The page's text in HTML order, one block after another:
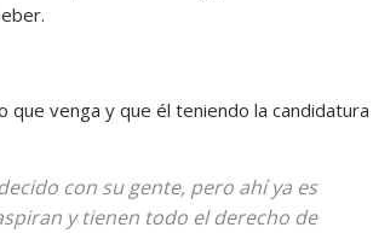
que venga y que él teniendo la candidatura
con su gente, pero ahí ya es
y tienen todo el derecho de